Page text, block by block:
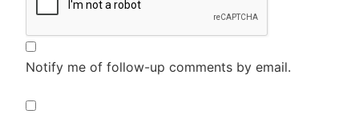
Notify me of follow-up comments by email.